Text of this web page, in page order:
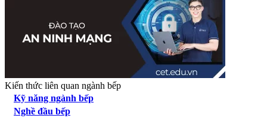
Kiến thức liên quan ngành bếp
Kỹ năng ngành bếp
Nghề đầu bếp